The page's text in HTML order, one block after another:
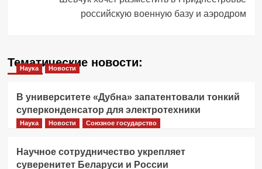
российскую военную базу и аэродром
Тематические новости:
Наука Новости
В университете «Дубна» запатентовали тонкий
суперконденсатор для электротехники
Наука Новости Союзное государство
Научное сотрудничество укрепляет
суверенитет Беларуси и России